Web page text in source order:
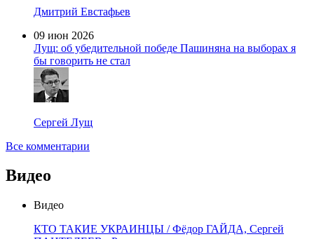
Дмитрий Евстафьев
09 июн 2026
Лущ: об убедительной победе Пашиняна на выборах я
бы говорить не стал
Сергей Лущ
Все комментарии
Видео
Видео
КТО ТАКИЕ УКРАИНЦЫ / Фёдор ГАЙДА, Сергей